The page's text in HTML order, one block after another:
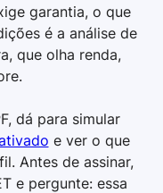
garantia, o que
é a análise de
que olha renda,
dá para simular
e ver o que
Antes de assinar,
e pergunte: essa